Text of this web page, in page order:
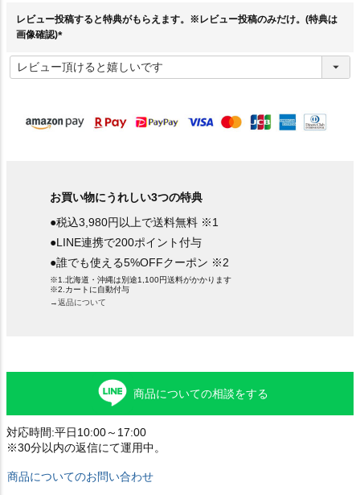
レビュー投稿すると特典がもらえます。※レビュー投稿のみだけ。(特典は
画像確認)
必
須
お買い物にうれしい3つの特典
●税込3,980円以上で送料無料 ※1
●LINE連携で200ポイント付与
●誰でも使える5%OFFクーポン ※2
※1.北海道・沖縄は別途1,100円送料がかかります
※2.カートに自動付与
→返品について
商品についての相談をする
対応時間:平日10:00～17:00
※30分以内の返信にて運用中。
商品についてのお問い合わせ